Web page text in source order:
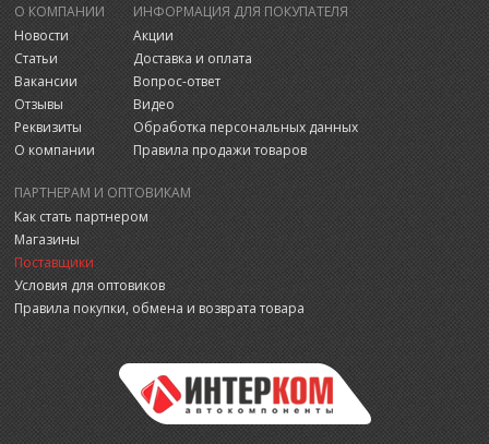
О КОМПАНИИ
Новости
Статьи
Вакансии
Отзывы
Реквизиты
О компании
ИНФОРМАЦИЯ ДЛЯ ПОКУПАТЕЛЯ
Акции
Доставка и оплата
Вопрос-ответ
Видео
Обработка персональных данных
Правила продажи товаров
ПАРТНЕРАМ И ОПТОВИКАМ
Как стать партнером
Магазины
Поставщики
Условия для оптовиков
Правила покупки, обмена и возврата товара